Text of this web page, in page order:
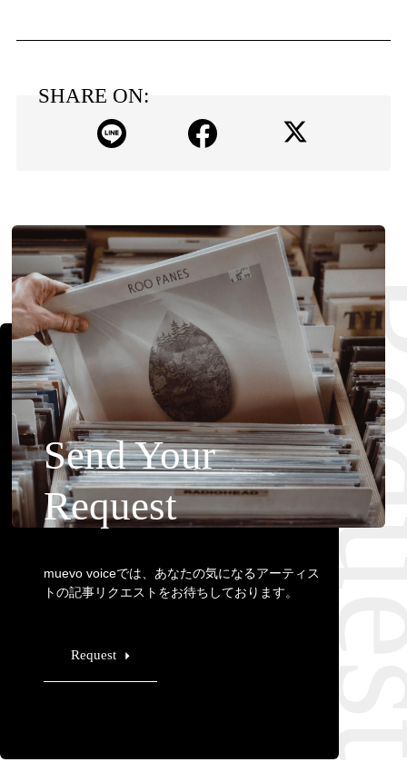
SHARE ON:
Send Your
Request
muevo voiceでは、あなたの気になるアーティス
トの記事リクエストをお待ちしております。
Request